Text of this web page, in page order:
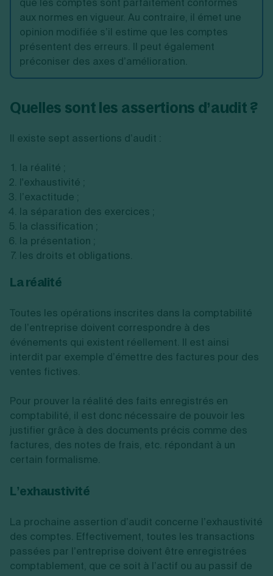
que les comptes sont parfaitement conformes
aux normes en vigueur. Au contraire, il émet une
opinion modifiée s’il estime que les comptes
présentent des erreurs. Il peut également
préconiser des axes d’amélioration.
Quelles sont les assertions d’audit ?
Il existe sept assertions d’audit :
la réalité ;
l'exhaustivité ;
l’exactitude ;
la séparation des exercices ;
la classification ;
la présentation ;
les droits et obligations.
La réalité
Toutes les opérations inscrites dans la comptabilité
de l’entreprise doivent correspondre à des
événements qui existent réellement. Il est ainsi
interdit par exemple d’émettre des factures pour des
ventes fictives.
Pour prouver la réalité des faits enregistrés en
comptabilité, il est donc nécessaire de pouvoir les
justifier grâce à des documents précis comme des
factures, des notes de frais, etc. répondant à un
certain formalisme.
L’exhaustivité
La prochaine assertion d’audit concerne l’exhaustivité
des comptes. Effectivement, toutes les transactions
passées par l’entreprise doivent être enregistrées
comptablement, que ce soit à l’actif ou au passif de